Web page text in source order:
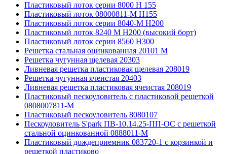
Пластиковый лоток серии 8000 Н 155
Пластиковый лоток 08000811-М H155
Пластиковый лоток серии 8040-М H200
Пластиковый лоток 8240 M H200 (высокий борт)
Пластиковый лоток серии 8560 Н300
Решетка стальная оцинкованная 20101 М
Решетка чугунная щелевая 20303
Ливневая решетка пластиковая щелевая 208019
Решетка чугунная ячеистая 20403
Ливневая решетка пластиковая ячеистая 208019
Пластиковый пескоуловитель с пластиковой решеткой
0808007811-М
Пластиковый пескоуловитель 8080107
Пескоуловитель S'park ПВ-10.14.25-ПП-ОС с решеткой
стальной оцинкованной 0888011-М
Пластиковый дождеприемник 083720-1 c корзинкой и
решеткой пластиково